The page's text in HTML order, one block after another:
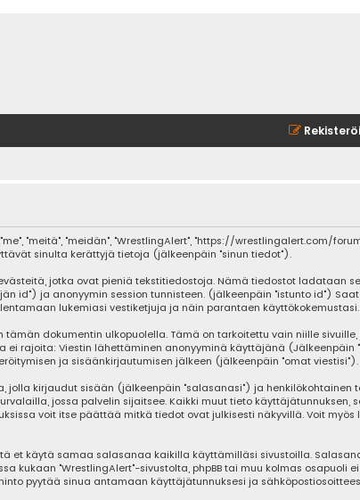
"meitä", "meidän", "WrestlingAlert", "https://wrestlingalert.com/
sinulta kerättyjä tietoja (jälkeenpäin "sinun tiedot").
jotka ovat pieniä tekstitiedostoja. Nämä tiedostot ladataan
id") ja anonyymin session tunnisteen. (jälkeenpäin "istunto id")
lukemiasi vestiketjuja ja näin parantaen käyttökokemustasi.
dokumentin ulkopuolella. Tämä on tarkoitettu vain niille sivuille,
rajoita: Viestin lähettäminen anonyyminä käyttäjänä (Jälkeenpäin
ja sisäänkirjautumisen jälkeen (jälkeenpäin "omat viestisi").
kirjaudut sisään (jälkeenpäin "salasanasi") ja henkilökohtainen
jossa palvelin sijaitsee. Kaikki muut tieto käyttäjätunnuksen,
voit itse päättää mitkä tiedot ovat julkisesti näkyvillä. Voit myös
et käytä samaa salasanaa kaikilla käyttämilläsi sivustoilla.
kukaan "WrestlingAlert"-sivustolta, phpBB tai muu kolmas osapuoli
pyytää sinua antamaan käyttäjätunnuksesi ja